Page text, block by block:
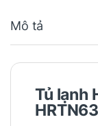
Mô tả
Tủ lạnh